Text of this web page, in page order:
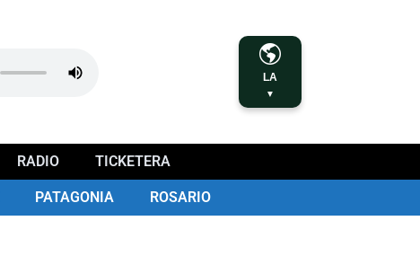
LA
▼
RADIO TICKETERA
PATAGONIA ROSARIO